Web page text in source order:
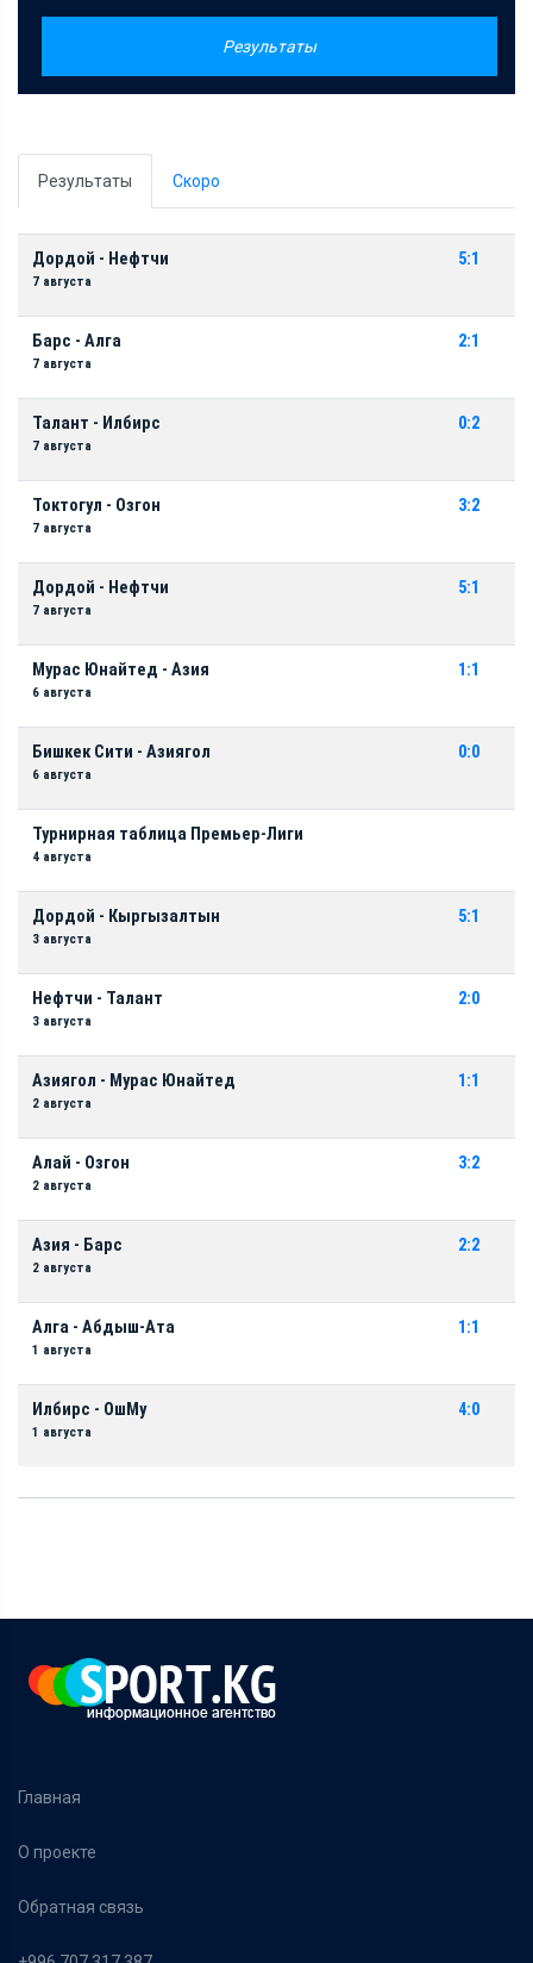
Результаты
Результаты Скоро
Дордой - Нефтчи
7 августа
5:1
Барс - Алга
7 августа
2:1
Талант - Илбирс
7 августа
0:2
Токтогул - Озгон
7 августа
3:2
Дордой - Нефтчи
7 августа
5:1
Мурас Юнайтед - Азия
6 августа
1:1
Бишкек Сити - Азиягол
6 августа
0:0
Турнирная таблица Премьер-Лиги
4 августа
Дордой - Кыргызалтын
3 августа
5:1
Нефтчи - Талант
3 августа
2:0
Азиягол - Мурас Юнайтед
2 августа
1:1
Алай - Озгон
2 августа
3:2
Азия - Барс
2 августа
2:2
Алга - Абдыш-Ата
1 августа
1:1
Илбирс - ОшМу
1 августа
4:0
Главная
О проекте
Обратная связь